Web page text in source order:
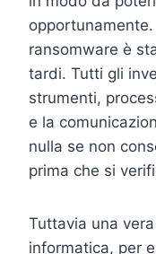
ransomware è
tardi. Tutti gli
strumenti,
e la
nulla se non
prima che si
Tuttavia una
informatica, per